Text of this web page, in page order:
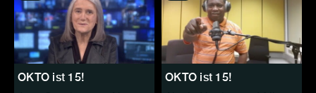
OKTO ist 15! OKTO ist 15!